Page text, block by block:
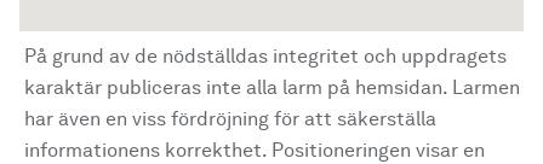
På grund av de nödställdas integritet och uppdragets
karaktär publiceras inte alla larm på hemsidan. Larmen
har även en viss fördröjning för att säkerställa
informationens korrekthet. Positioneringen visar en